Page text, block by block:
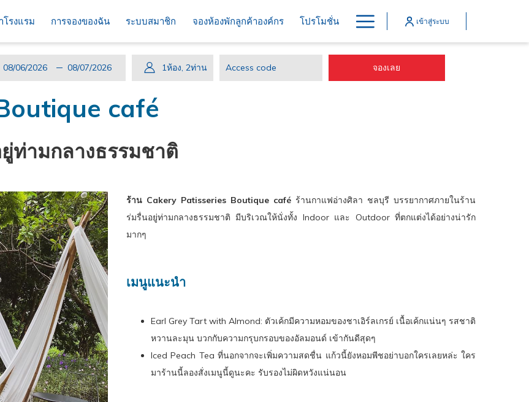
โรงแรม การจองของฉัน ระบบสมาชิก จองห้องพักลูกค้าองค์กร โปรโมชั่น Hamburger
Menu
เข้าสู่ระบบ
วัน
ที่
พัก
ปุ่ม
นี้
จะ
เปิด
เพื่อ
วัน
ที่
เช็ค
อิน
วัน
เช็ค
ที่
คือ
2026.
วัน
เดิน
กลับ
ปุ่ม
นี้
เปิด
เพื่อ
วัน
ที่
เช็ค
เอา
ท์
วัน
เช็ค
ท์
เลือก
สิงหาคม
2026.
1ห้อง, 2ท่าน จองเลย
café
ท่ามกลางธรรมชาติ
ร้าน Cakery Patisseries Boutique café ร้านกาแฟอ่างศิลา ชลบุรี บรรยากาศภายในร้าน
ร่มรื่นอยู่ท่ามกลางธรรมชาติ มีบริเวณให้นั่งทั้ง Indoor และ Outdoor ที่ตกแต่งได้อย่างน่ารัก
มากๆ
เมนูแนะนำ​
Earl Grey Tart with Almond: ตัวเค้กมีความหอมของชาเอิร์ลเกรย์ เนื้อเค้กแน่นๆ รสชาติ
หวานละมุน บวกกับความกรุบกรอบของอัลมอนด์ เข้ากันดีสุดๆ
Iced Peach Tea ที่นอกจากจะเพิ่มความสดชื่น แก้วนี้ยังหอมพีชอย่าบอกใครเลยหล่ะ ใคร
มาร้านนี้ลองสั่งเมนูนี้ดูนะคะ รับรองไม่ผิดหวังแน่นอน